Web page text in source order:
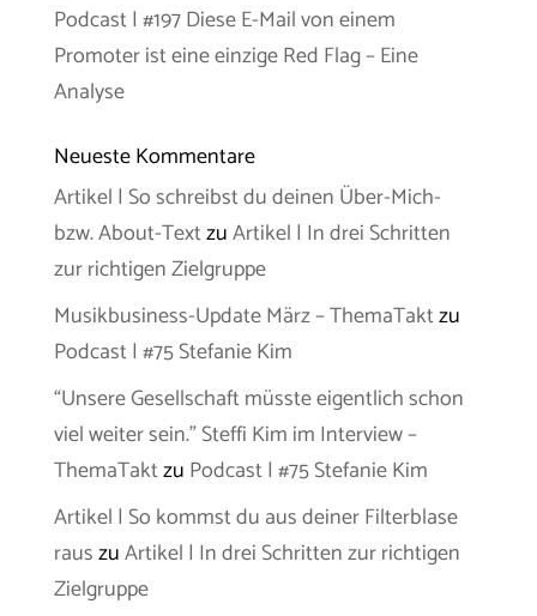
Podcast | #197 Diese E-Mail von einem
Promoter ist eine einzige Red Flag – Eine
Analyse
Neueste Kommentare
Artikel | So schreibst du deinen Über-Mich-
bzw. About-TextzuArtikel | In drei Schritten
zur richtigen Zielgruppe
Musikbusiness-Update März – ThemaTaktzu
Podcast | #75 Stefanie Kim
“Unsere Gesellschaft müsste eigentlich schon
viel weiter sein.” Steffi Kim im Interview –
ThemaTaktzu Podcast | #75 Stefanie Kim
Artikel | So kommst du aus deiner Filterblase
rauszuArtikel | In drei Schritten zur richtigen
Zielgruppe